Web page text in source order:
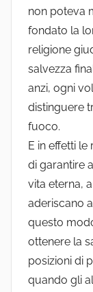
non poteva
fondato la
religione
salvezza
anzi, ogni
distinguere
fuoco.
E in effetti le
di garantire
vita eterna,
aderiscano
questo
ottenere la
posizioni di
quando gli